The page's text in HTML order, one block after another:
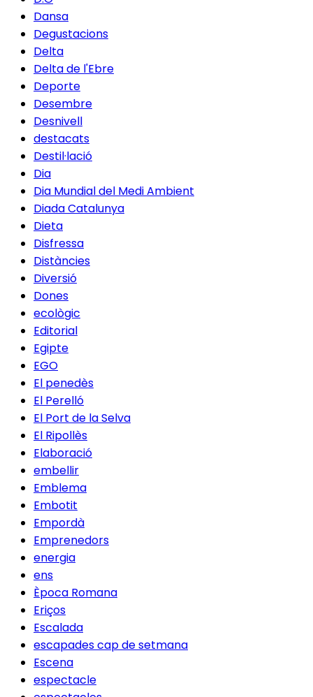
Dansa
Degustacions
Delta
Delta de l'Ebre
Deporte
Desembre
Desnivell
destacats
Destil·lació
Dia
Dia Mundial del Medi Ambient
Diada Catalunya
Dieta
Disfressa
Distàncies
Diversió
Dones
ecològic
Editorial
Egipte
EGO
El penedès
El Perelló
El Port de la Selva
El Ripollès
Elaboració
embellir
Emblema
Embotit
Empordà
Emprenedors
energia
ens
Època Romana
Eriços
Escalada
escapades cap de setmana
Escena
espectacle